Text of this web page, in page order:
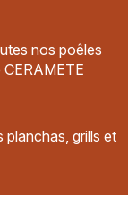
nos poêles
grills et